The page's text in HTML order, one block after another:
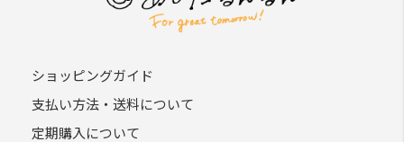
ショッピングガイド
支払い方法・送料について
定期購入について